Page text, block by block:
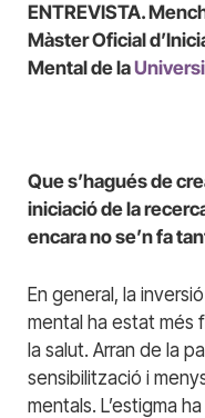
ENTREVISTA.
Màster Oficial
Mental de la
Que s’hagués de
iniciació de la
encara no se’n fa
En general, la
mental ha estat més
la salut. Arran de la
sensibilització i
mentals. L’estigma